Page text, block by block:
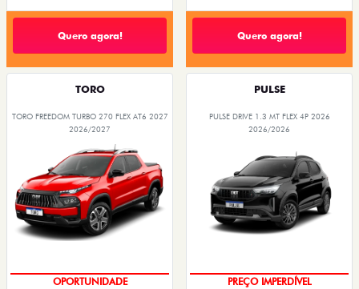
Quero agora! Quero agora!
TORO
TORO FREEDOM TURBO 270 FLEX AT6 2027
2026/2027
PULSE
PULSE DRIVE 1.3 MT FLEX 4P 2026
2026/2026
OPORTUNIDADE